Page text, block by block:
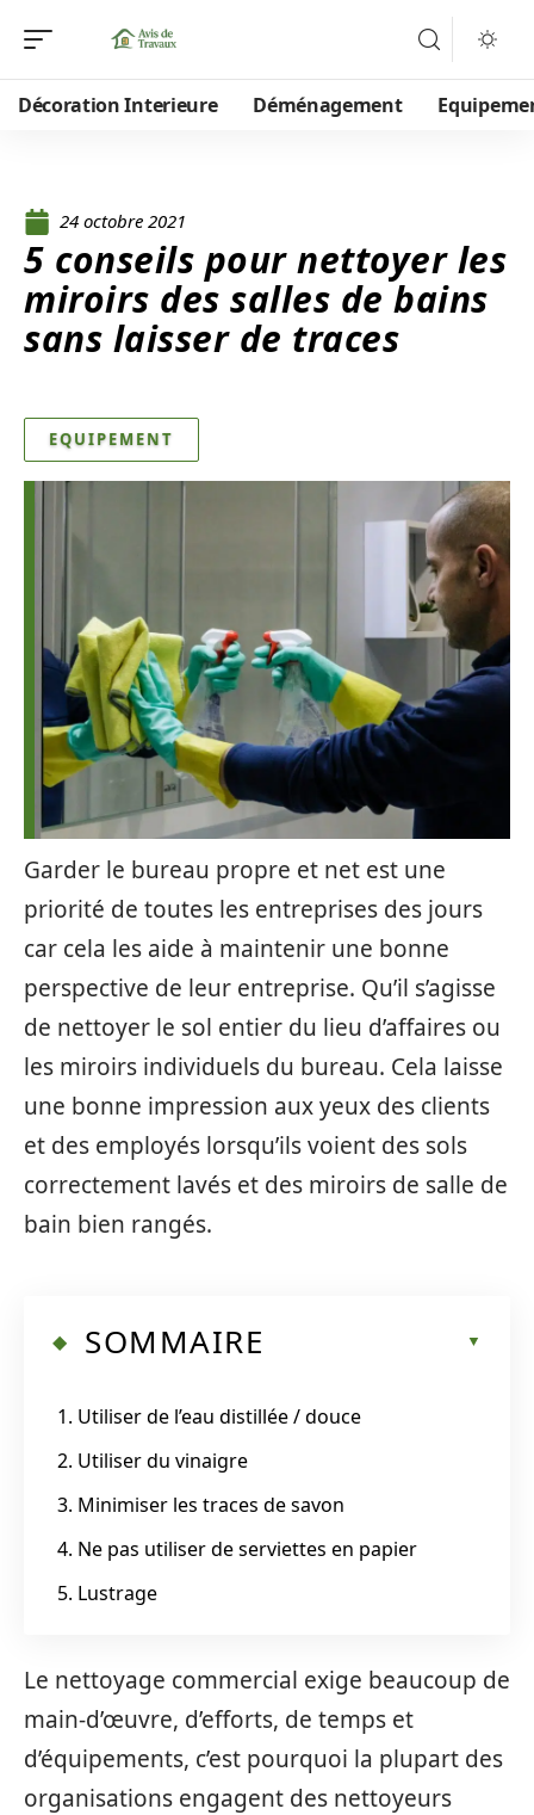
Décoration Interieure Déménagement
24 octobre 2021
5 conseils pour nettoyer les
miroirs des salles de bains
sans laisser de traces
EQUIPEMENT
Garder le bureau propre et net est une
priorité de toutes les entreprises des jours
car cela les aide à maintenir une bonne
perspective de leur entreprise. Qu’il s’agisse
de nettoyer le sol entier du lieu d’affaires ou
les miroirs individuels du bureau. Cela laisse
une bonne impression aux yeux des clients
et des employés lorsqu’ils voient des sols
correctement lavés et des miroirs de salle de
bain bien rangés.
SOMMAIRE
1. Utiliser de l’eau distillée / douce
2. Utiliser du vinaigre
3. Minimiser les traces de savon
4. Ne pas utiliser de serviettes en papier
5. Lustrage
Le nettoyage commercial exige beaucoup de
main-d’œuvre, d’efforts, de temps et
d’équipements, c’est pourquoi la plupart des
organisations engagent des nettoyeurs